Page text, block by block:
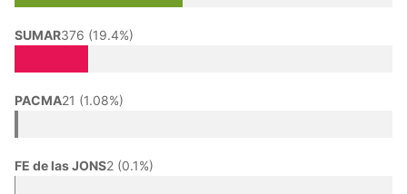
SUMAR376 (19.4%)
PACMA21 (1.08%)
FE de las JONS2 (0.1%)